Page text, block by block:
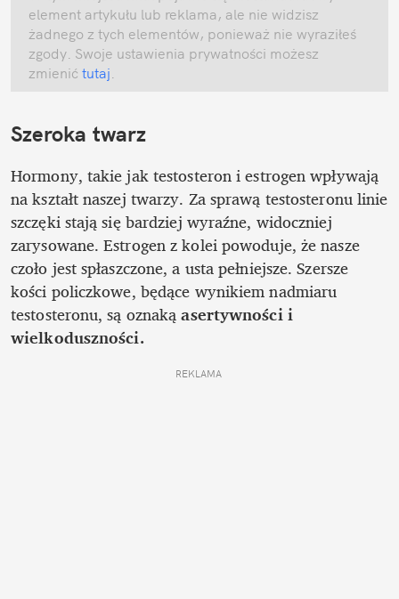
element artykułu lub reklama, ale nie widzisz
żadnego z tych elementów, ponieważ nie wyraziłeś
zgody. Swoje ustawienia prywatności możesz
zmienić tutaj
Szeroka twarz
Hormony, takie jak testosteron i estrogen wpływają
na kształt naszej twarzy. Za sprawą testosteronu linie
szczęki stają się bardziej wyraźne, widoczniej
zarysowane. Estrogen z kolei powoduje, że nasze
czoło jest spłaszczone, a usta pełniejsze. Szersze
kości policzkowe, będące wynikiem nadmiaru
testosteronu, są oznaką asertywności i
wielkoduszności.
REKLAMA